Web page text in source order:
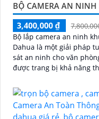
BỘ CAMERA AN NINH
3,400,000 ₫
Bộ lắp camera an ninh
Dahua là một giải pháp
sát an ninh cho văn phòng và gia
được trang bị khả năng
tương tác